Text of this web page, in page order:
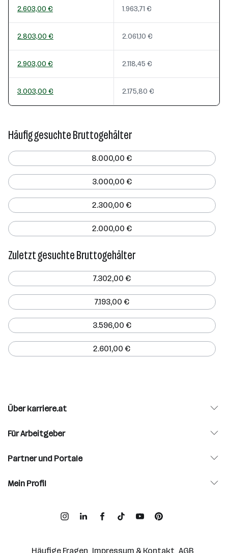
2.603,00 € 1.963,71 €
2.803,00 € 2.061,10 €
2.903,00 € 2.118,45 €
3.003,00 € 2.175,80 €
Häufig gesuchte Bruttogehälter
8.000,00 €
3.000,00 €
2.300,00 €
2.000,00 €
Zuletzt gesuchte Bruttogehälter
7.302,00 €
7.193,00 €
3.596,00 €
2.601,00 €
Über karriere.at
Für Arbeitgeber
Partner und Portale
Mein Profil
Häufige Fragen Impressum & Kontakt AGB